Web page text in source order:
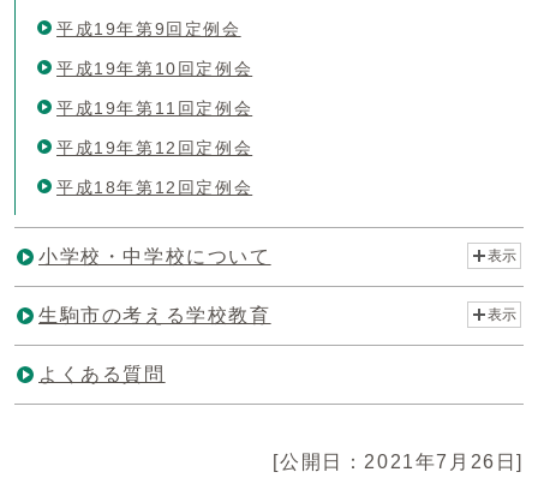
平成19年第9回定例会
平成19年第10回定例会
平成19年第11回定例会
平成19年第12回定例会
平成18年第12回定例会
小学校・中学校について 表示
生駒市の考える学校教育 表示
よくある質問
[公開日：2021年7月26日]